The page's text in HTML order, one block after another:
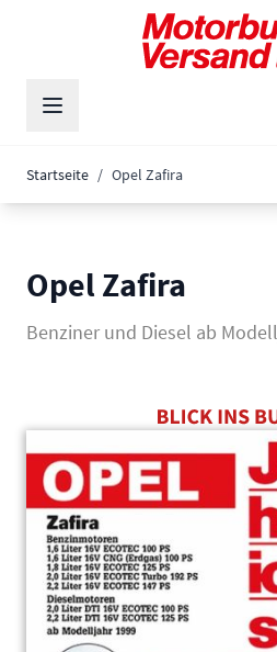
Zum Inhalt springen
Startseite / Opel Zafira
Opel Zafira
Benziner und Diesel ab